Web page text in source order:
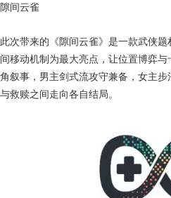
隙间云雀
此次带来的《隙间云雀》是一款武侠
间移动机制为最大亮点，让位置博弈
角叙事，男主剑式流攻守兼备，女主
与救赎之间走向各自结局。